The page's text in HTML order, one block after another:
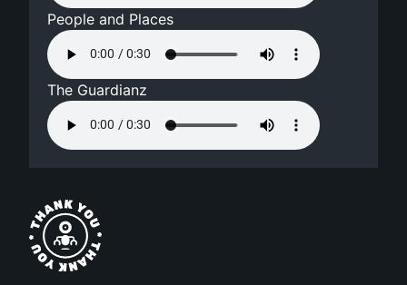
People and Places
The Guardianz